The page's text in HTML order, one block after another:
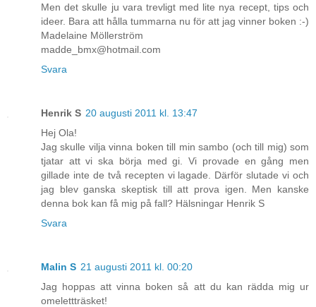
Men det skulle ju vara trevligt med lite nya recept, tips och
ideer. Bara att hålla tummarna nu för att jag vinner boken :-)
Madelaine Möllerström
madde_bmx@hotmail.com
Svara
Henrik S 20 augusti 2011 kl. 13:47
Hej Ola!
Jag skulle vilja vinna boken till min sambo (och till mig) som
tjatar att vi ska börja med gi. Vi provade en gång men
gillade inte de två recepten vi lagade. Därför slutade vi och
jag blev ganska skeptisk till att prova igen. Men kanske
denna bok kan få mig på fall? Hälsningar Henrik S
Svara
Malin S 21 augusti 2011 kl. 00:20
Jag hoppas att vinna boken så att du kan rädda mig ur
omelettträsket!